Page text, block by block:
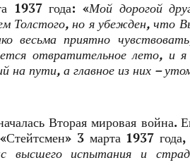
1937 года: «Мой дорогой
Толстого, но я убежден, что
весьма приятно
отвратительное лето, и
на пути, а главное из них –
Вторая мировая
3 марта 1937
высшего испытания и